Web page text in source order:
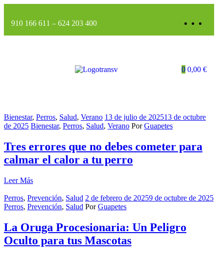
910 166 611 – 624 203 400
0 0,00 €
Bienestar, Perros, Salud, Verano 13 de julio de 202513 de octubre
de 2025 Bienestar, Perros, Salud, Verano PorGuapetes
Tres errores que no debes cometer para
calmar el calor a tu perro
Leer Más
Perros, Prevención, Salud 2 de febrero de 20259 de octubre de 2025
Perros, Prevención, Salud PorGuapetes
La Oruga Procesionaria: Un Peligro
Oculto para tus Mascotas